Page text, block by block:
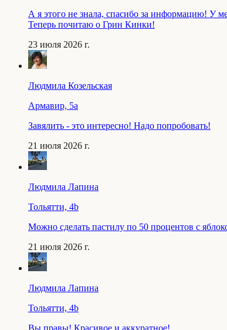
А я этого не знала, спасибо за информацию! У
Теперь почитаю о Грин Кинки!
23 июля 2026 г.
Людмила Козельская
Армавир, 5a
Завялить - это интересно! Надо попробовать!
21 июля 2026 г.
Людмила Лапина
Тольятти, 4b
Можно сделать пастилу по 50 процентов с
21 июля 2026 г.
Людмила Лапина
Тольятти, 4b